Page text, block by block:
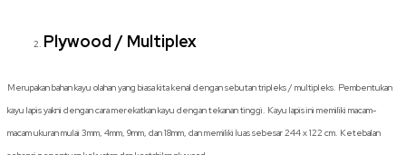
Plywood / Multiplex
Merupakan bahan kayu olahan yang biasa kita kenal dengan sebutan tripleks / multipleks. Pembentukan
kayu lapis yakni dengan cara merekatkan kayu dengan tekanan tinggi. Kayu lapis ini memiliki macam-
macam ukuran mulai 3mm, 4mm, 9mm, dan 18mm, dan memiliki luas sebesar 244 x 122 cm. Ketebalan